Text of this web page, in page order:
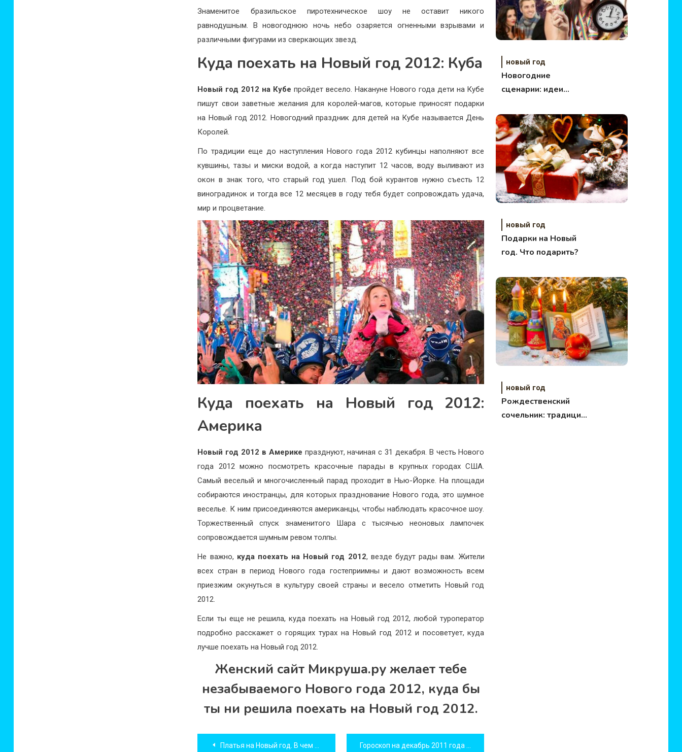
Знаменитое бразильское пиротехническое шоу не оставит никого
равнодушным. В новогоднюю ночь небо озаряется огненными взрывами и
различными фигурами из сверкающих звезд.
Куда поехать на Новый год 2012: Куба
Новый год 2012 на Кубепройдет весело. Накануне Нового года дети на Кубе
пишут свои заветные желания для королей-магов, которые приносят подарки
на Новый год 2012. Новогодний праздник для детей на Кубе называется День
Королей.
По традиции еще до наступления Нового года 2012 кубинцы наполняют все
кувшины, тазы и миски водой, а когда наступит 12 часов, воду выливают из
окон в знак того, что старый год ушел. Под бой курантов нужно съесть 12
виноградинок и тогда все 12 месяцев в году тебя будет сопровождать удача,
мир и процветание.
Куда поехать на Новый год 2012:
Америка
Новый год 2012 в Америке празднуют, начиная с 31 декабря. В честь Нового
года 2012 можно посмотреть красочные парады в крупных городах США.
Самый веселый и многочисленный парад проходит в Нью-Йорке. На площади
собираются иностранцы, для которых празднование Нового года, это шумное
веселье. К ним присоединяются американцы, чтобы наблюдать красочное шоу.
Торжественный спуск знаменитого Шара с тысячью неоновых лампочек
сопровождается шумным ревом толпы.
Не важно, куда поехать на Новый год 2012, везде будут рады вам. Жители
всех стран в период Нового года гостеприимны и дают возможность всем
приезжим окунуться в культуру своей страны и весело отметить Новый год
2012.
Если ты еще не решила, куда поехать на Новый год 2012, любой туроператор
подробно расскажет о горящих турах на Новый год 2012 и посоветует, куда
лучше поехать на Новый год 2012.
Женский сайт Микруша.ру желает тебе
незабываемого Нового года 2012, куда бы
ты ни решила поехать на Новый год 2012.
Навигация
Платья на Новый год. В чем встречать год Дракона?
новый год
Новогодние
сценарии: идеи
новый год
Подарки на Новый
год. Что подарить?
новый год
Рождественский
сочельник: традиции,